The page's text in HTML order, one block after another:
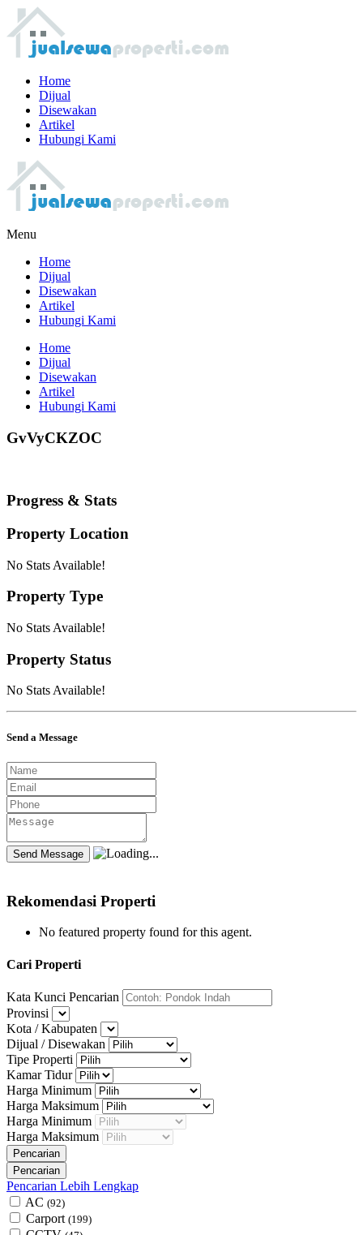
Home
Dijual
Disewakan
Artikel
Hubungi Kami
Menu
Home
Dijual
Disewakan
Artikel
Hubungi Kami
Home
Dijual
Disewakan
Artikel
Hubungi Kami
GvVyCKZOC
Progress & Stats
Property Location
No Stats Available!
Property Type
No Stats Available!
Property Status
No Stats Available!
Send a Message
Rekomendasi Properti
No featured property found for this agent.
Cari Properti
Kata Kunci Pencarian
Provinsi
Kota / Kabupaten
Dijual / Disewakan
Tipe Properti
Kamar Tidur
Harga Minimum
Harga Maksimum
Harga Minimum
Harga Maksimum
Pencarian Lebih Lengkap
AC (92)
Carport (199)